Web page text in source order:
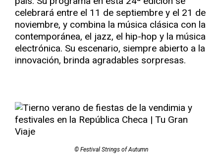
celebrará entre el 11 de septiembre y el 21 de
noviembre, y combina la música clásica con la
contemporánea, el jazz, el hip-hop y la música
electrónica. Su escenario, siempre abierto a la
innovación, brinda agradables sorpresas.
© Festival Strings of Autumn